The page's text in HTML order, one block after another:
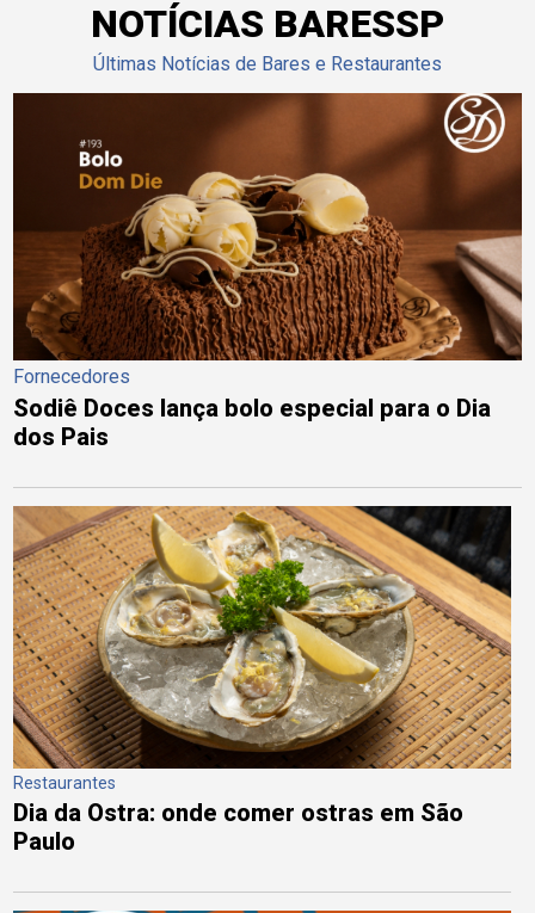
NOTÍCIAS BARESSP
Últimas Notícias de Bares e Restaurantes
Fornecedores
Sodiê Doces lança bolo especial para o Dia
dos Pais
Restaurantes
Dia da Ostra: onde comer ostras em São
Paulo